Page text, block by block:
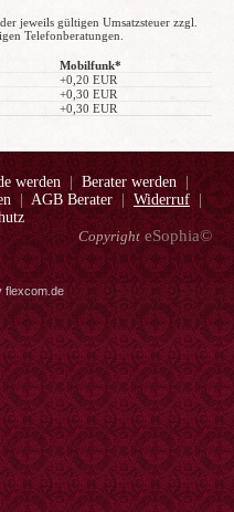
jeweils gültigen Umsatzsteuer zzgl.
Telefonberatungen.
Mobilfunk*
+0,20 EUR
+0,30 EUR
+0,30 EUR
werden| Berater werden |
AGB Berater|Widerruf |
Copyright eSophia©
flexcom.de